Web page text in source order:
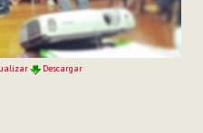
Descargar